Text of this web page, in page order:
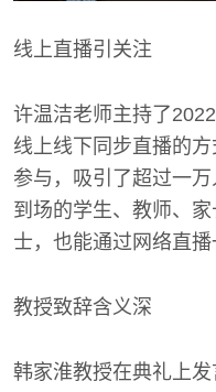
线上直播引关注
许温洁老师主持了
线上线下同步直播的
参与，吸引了超过一
到场的学生、教师、
士，也能通过网络直播
教授致辞含义深
韩家淮教授在典礼上